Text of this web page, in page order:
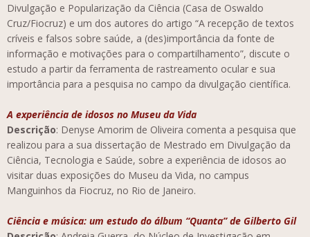
Divulgação e Popularização da Ciência (Casa de Oswaldo
Cruz/Fiocruz) e um dos autores do artigo “A recepção de textos
críveis e falsos sobre saúde, a (des)importância da fonte de
informação e motivações para o compartilhamento”, discute o
estudo a partir da ferramenta de rastreamento ocular e sua
importância para a pesquisa no campo da divulgação científica.
A experiência de idosos no Museu da Vida
Descrição: Denyse Amorim de Oliveira comenta a pesquisa que
realizou para a sua dissertação de Mestrado em Divulgação da
Ciência, Tecnologia e Saúde, sobre a experiência de idosos ao
visitar duas exposições do Museu da Vida, no campus
Manguinhos da Fiocruz, no Rio de Janeiro.
Ciência e música: um estudo do álbum “Quanta” de Gilberto Gil